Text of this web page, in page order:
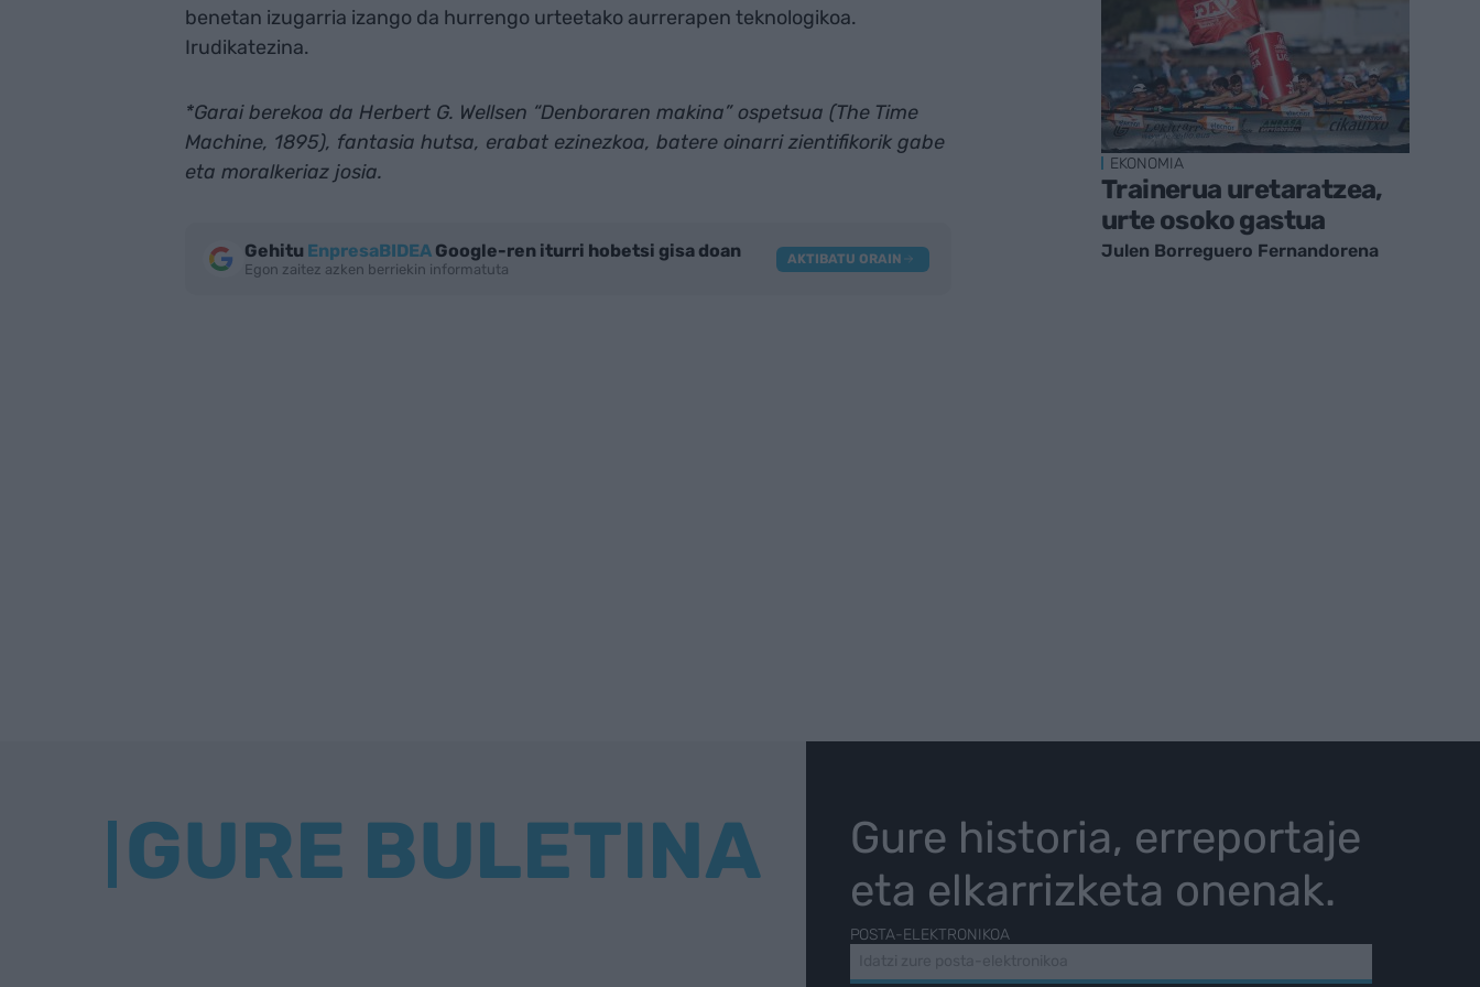
benetan izugarria izango da hurrengo urteetako aurrerapen teknologikoa.
Irudikatezina.
*Garai berekoa da Herbert G. Wellsen “Denboraren makina” ospetsua (The Time
Machine, 1895), fantasia hutsa, erabat ezinezkoa, batere oinarri zientifikorik gabe
eta moralkeriaz josia.
Gehitu EnpresaBIDEAGoogle-ren iturri hobetsi gisa doan
Egon zaitez azken berriekin informatuta
AKTIBATU ORAIN
EKONOMIA
Trainerua uretaratzea,
urte osoko gastua
Julen Borreguero Fernandorena
GURE BULETINA
Gure historia, erreportaje
eta elkarrizketa onenak.
POSTA-ELEKTRONIKOA